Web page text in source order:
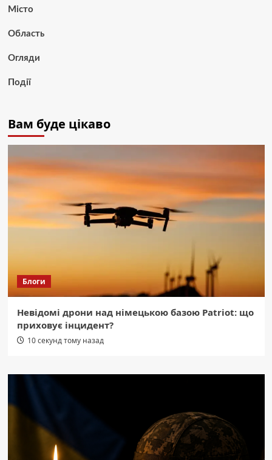
Місто
Область
Огляди
Події
Вам буде цікаво
Блоги
Невідомі дрони над німецькою базою Patriot: що
приховує інцидент?
10 секунд тому назад